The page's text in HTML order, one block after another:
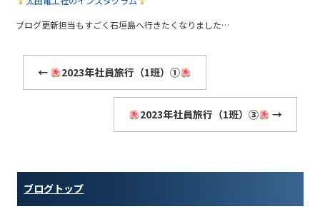
ブログ更新担当もすごく石垣島へ行きたくなりました…
← 2023年社員旅行（1班）①
2023年社員旅行（1班）③ →
ブログトップ